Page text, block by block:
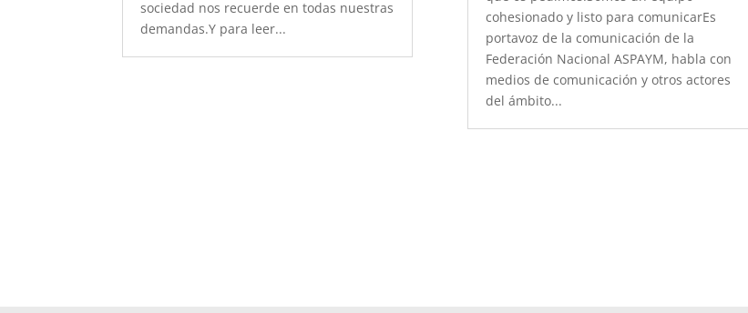
sociedad nos recuerde en todas nuestras
demandas.Y para leer...
cohesionado y listo para comunicarEs
portavoz de la comunicación de la
Federación Nacional ASPAYM, habla con
medios de comunicación y otros actores
del ámbito...